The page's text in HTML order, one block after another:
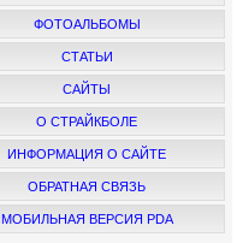
ФОТОАЛЬБОМЫ
СТАТЬИ
САЙТЫ
О СТРАЙКБОЛЕ
ИНФОРМАЦИЯ О САЙТЕ
ОБРАТНАЯ СВЯЗЬ
МОБИЛЬНАЯ ВЕРСИЯ PDA